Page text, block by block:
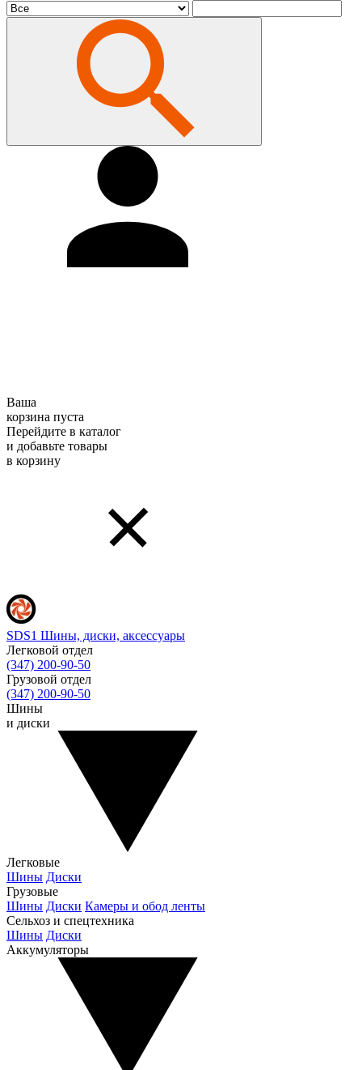
Ваша
корзина пуста
Перейдите в каталог
и добавьте товары
в корзину
SDS1 Шины, диски, аксессуары
Легковой отдел
(347) 200-90-50
Грузовой отдел
(347) 200-90-50
Шины
и диски
Легковые
Шины Диски
Грузовые
Шины Диски Камеры и обод ленты
Сельхоз и спецтехника
Шины Диски
Аккумуляторы